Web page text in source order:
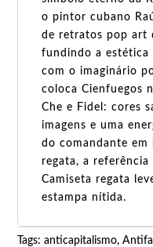
o pintor cubano
de retratos pop art
fundindo a estética
com o imaginário
coloca Cienfuegos
Che e Fidel: cores
imagens e uma
do comandante
regata, a referência
Camiseta regata
estampa nítida.
Tags:anticapitalismo,